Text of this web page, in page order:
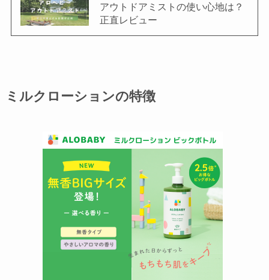
アウトドアミストの使い心地は？
正直レビュー
ミルクローションの特徴